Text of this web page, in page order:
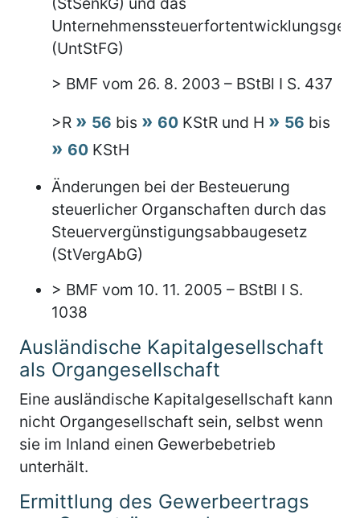
(UntStFG)
> BMF vom 26. 8. 2003 – BStBl I S. 437
>R
56 bis 60 KStR und H 56 bis
60 KStH
Änderungen bei der Besteuerung
steuerlicher Organschaften durch das
Steuervergünstigungsabbaugesetz
(StVergAbG)
> BMF vom 10. 11. 2005 – BStBl I S.
1038
Ausländische Kapitalgesellschaft
als Organgesellschaft
Eine ausländische Kapitalgesellschaft kann
nicht Organgesellschaft sein, selbst wenn
sie im Inland einen Gewerbebetrieb
unterhält.
Ermittlung des Gewerbeertrags